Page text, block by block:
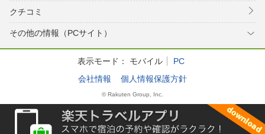
クチコミ
その他の情報（PCサイト）
表示モード： モバイル
PC
会社情報
個人情報保護方針
© Rakuten Group, Inc.